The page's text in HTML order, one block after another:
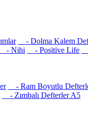
- Dolma Kalem
- Nihi - Positive Life
- Ram Boyutlu
- Zımbalı Defterler A5